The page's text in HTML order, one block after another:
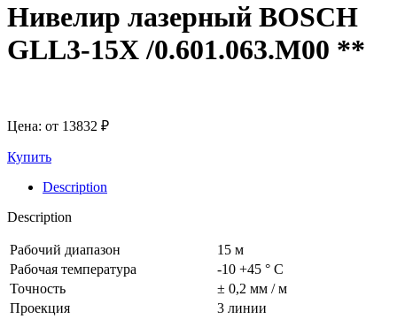
Нивелир лазерный BOSCH
GLL3-15X /0.601.063.M00 **
Цена: от 13832 ₽
Купить
Description
Description
Рабочий диапазон
15 м
Рабочая температура
-10 +45 ° C
Точность
± 0,2 мм / м
Проекция
3 линии